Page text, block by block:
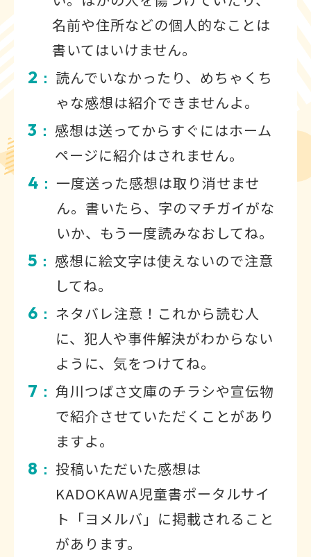
名前や住所などの個人的なことは
書いてはいけません。
2 ： 読んでいなかったり、めちゃくち
ゃな感想は紹介できませんよ。
3 ： 感想は送ってからすぐにはホーム
ページに紹介はされません。
4 ： 一度送った感想は取り消せませ
ん。書いたら、字のマチガイがな
いか、もう一度読みなおしてね。
5 ： 感想に絵文字は使えないので注意
してね。
6 ： ネタバレ注意！これから読む人
に、犯人や事件解決がわからない
ように、気をつけてね。
7 ： 角川つばさ文庫のチラシや宣伝物
で紹介させていただくことがあり
ますよ。
8 ： 投稿いただいた感想は
KADOKAWA児童書ポータルサイ
ト「ヨメルバ」に掲載されること
があります。